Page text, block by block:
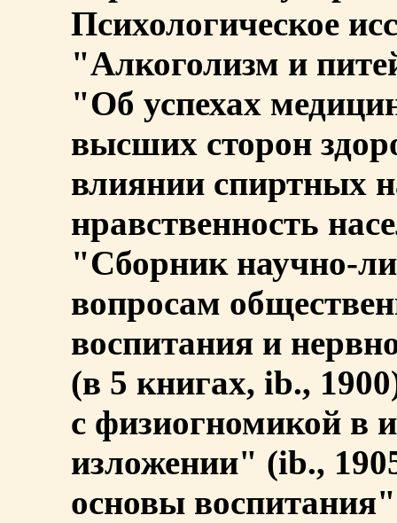
Психологическое
"Алкоголизм и
"Об успехах
высших сторон
влиянии спиртных
нравственность
"Сборник научно-
вопросам
воспитания и
(в 5 книгах, ib.,
с физиогномикой в
изложении" (ib.,
основы